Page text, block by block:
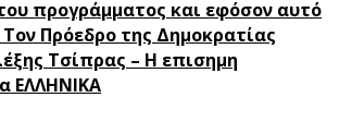
προγράμματος και εφόσον αυτό
Τον Πρόεδρο της Δημοκρατίας
Τσίπρας – H επισημη
ΕΛΛΗΝΙΚΑ